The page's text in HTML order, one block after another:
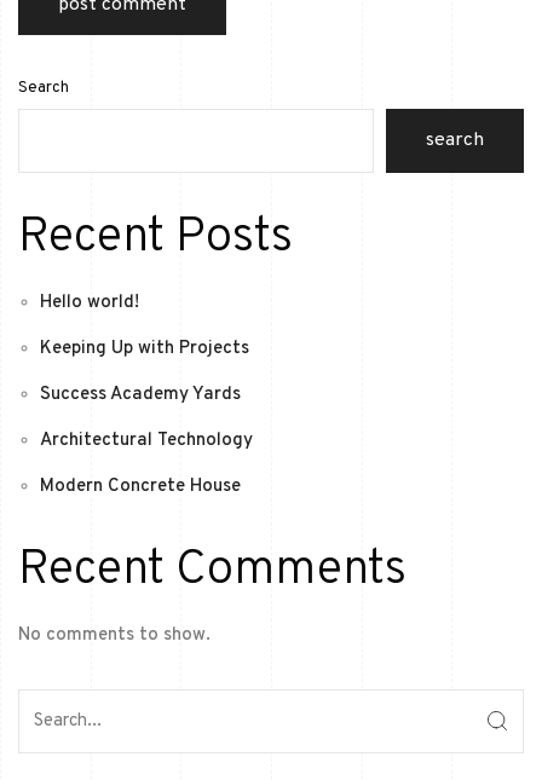
Search
search
Recent Posts
Hello world!
Keeping Up with Projects
Success Academy Yards
Architectural Technology
Modern Concrete House
Recent Comments
No comments to show.